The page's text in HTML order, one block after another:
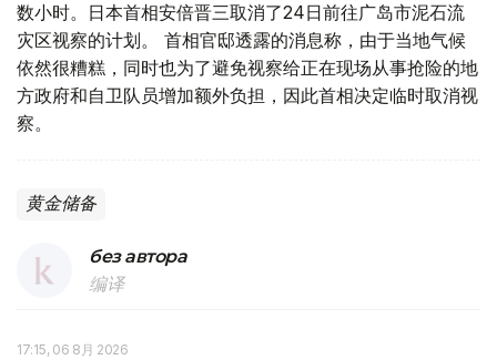
数小时。日本首相安倍晋三取消了24日前往广岛市泥石流
灾区视察的计划。 首相官邸透露的消息称，由于当地气候
依然很糟糕，同时也为了避免视察给正在现场从事抢险的地
方政府和自卫队员增加额外负担，因此首相决定临时取消视
察。
黄金储备
без автора
编译
17:15, 06 8月 2026